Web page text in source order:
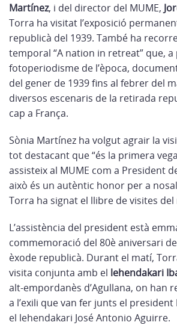
Martínez, i del director del MUME,
Torra ha visitat l’exposició
republicà del 1939. També ha
temporal “A nation in retreat” que,
fotoperiodisme de l’època,
del gener de 1939 fins al febrer del
diversos escenaris de la retirada
cap a França.
Sònia Martínez ha volgut agrair la
tot destacant que “és la primera
assisteix al MUME com a President
això és un autèntic honor per a
Torra ha signat el llibre de visites del
L’assistència del president està
commemoració del 80è aniversari
èxode republicà. Durant el matí,
visita conjunta amb el lehendakari
alt-empordanès d’Agullana, on han
a l’exili que van fer junts el president
el lehendakari José Antonio Aguirre.